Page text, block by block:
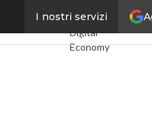
I nostri servizi
dominantiUltimi articoli
Digital
Economy